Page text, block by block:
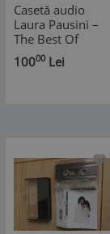
Casetă audio
Laura Pausini ‎–
The Best Of
Laura Pausini - E
Ritorno Da Te,
10000 Lei